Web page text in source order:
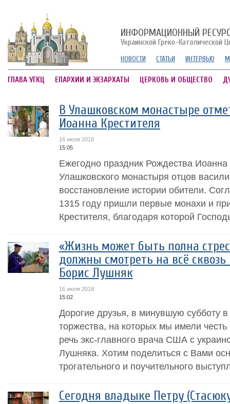
ИНФОРМАЦИОННЫЙ
Украинской Греко-Католической
НОВОСТИ СТАТЬИ ИНТЕРВЬЮ
ГЛАВА УГКЦ ЕПАРХИИ И ЭКЗАРХАТЫ ЦЕРКОВЬ И ОБЩЕСТВО
В Улашковском монастыре
Иоанна Крестителя
16 июля 2018
15:05
Ежегодно праздник Рождества Иоанна
Улашковского монастыря отцов
восстановление истории обители.
1315 году пришли первые монахи и
Крестителя, благодаря которой
«Жизнь может быть полна
должны смотреть на всё
Борис Лушняк
16 июля 2018
15:02
Дорогие друзья, в минувшую субботу
торжества, на которых мы имели
речь экс-главного врача США с
Лушняка. Хотим поделиться с Вами
трогательного и поучительного
Сегодня владыке Петру